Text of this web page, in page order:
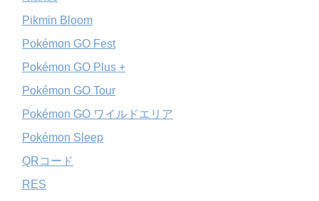
Pikmin Bloom
Pokémon GO Fest
Pokémon GO Plus +
Pokémon GO Tour
Pokémon GO ワイルドエリア
Pokémon Sleep
QRコード
RES